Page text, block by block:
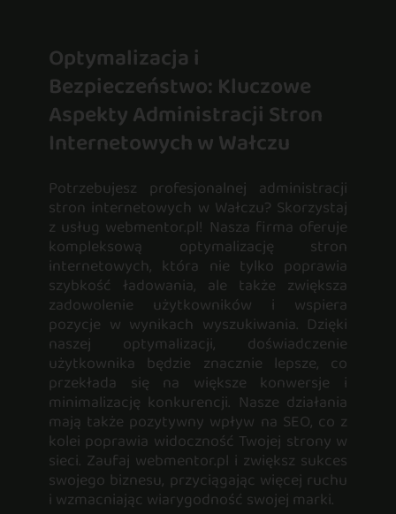
Optymalizacja i
Bezpieczeństwo: Kluczowe
Aspekty Administracji Stron
Internetowych w Wałczu
Potrzebujesz profesjonalnej administracji
stron internetowych w Wałczu? Skorzystaj
z usług webmentor.pl! Nasza firma oferuje
kompleksową optymalizację stron
internetowych, która nie tylko poprawia
szybkość ładowania, ale także zwiększa
zadowolenie użytkowników i wspiera
pozycje w wynikach wyszukiwania. Dzięki
naszej optymalizacji, doświadczenie
użytkownika będzie znacznie lepsze, co
przekłada się na większe konwersje i
minimalizację konkurencji. Nasze działania
mają także pozytywny wpływ na SEO, co z
kolei poprawia widoczność Twojej strony w
sieci. Zaufaj webmentor.pl i zwiększ sukces
swojego biznesu, przyciągając więcej ruchu
i wzmacniając wiarygodność swojej marki.